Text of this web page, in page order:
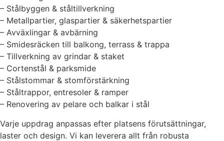
– Stålbyggen & ståltillverkning
– Metallpartier, glaspartier & säkerhetspartier
– Avväxlingar & avbärning
– Smidesräcken till balkong, terrass & trappa
– Tillverkning av grindar & staket
– Cortenstål & parksmide
– Stålstommar & stomförstärkning
– Ståltrappor, entresoler & ramper
– Renovering av pelare och balkar i stål
Varje uppdrag anpassas efter platsens förutsättningar,
laster och design. Vi kan leverera allt från robusta